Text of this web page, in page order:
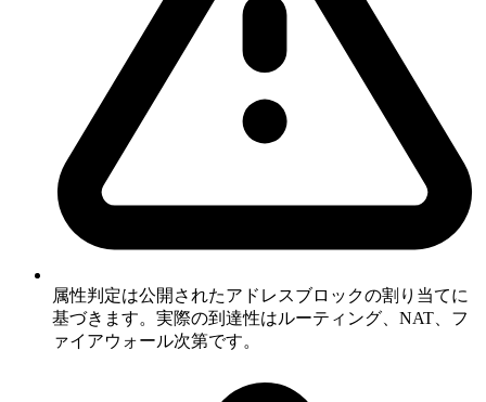
属性判定は公開されたアドレスブロックの割り当てに
基づきます。実際の到達性はルーティング、NAT、フ
ァイアウォール次第です。